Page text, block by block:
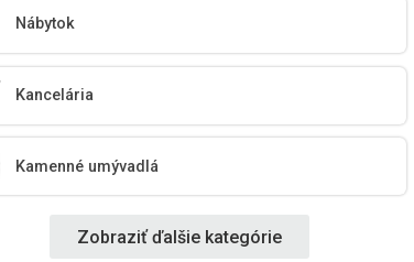
Nábytok
Kancelária
Kamenné umývadlá
Zobraziť ďalšie kategórie